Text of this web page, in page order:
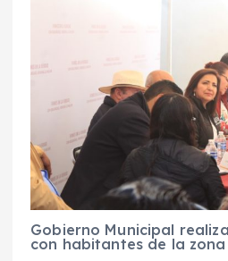
Gobierno Municipal
con habitantes de la